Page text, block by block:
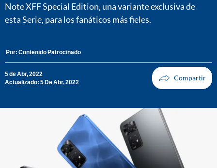
Note XFF Special Edition, una variante exclusiva de
esta Serie, para los fanáticos más fieles.
Por: Contenido Patrocinado
5 de Abr, 2022
Actualizado: 5 De Abr, 2022